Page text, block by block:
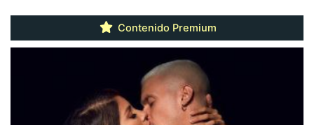
Contenido Premium